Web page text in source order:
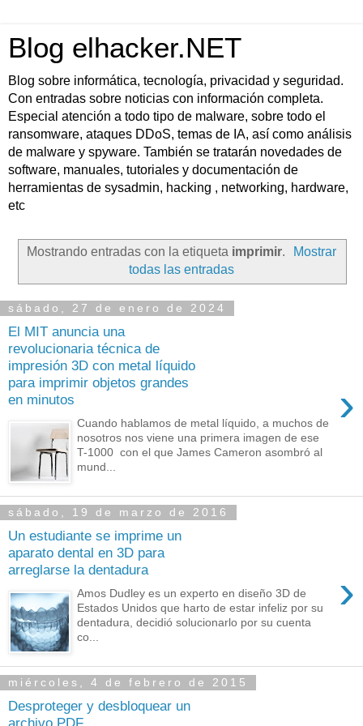
Blog elhacker.NET
Blog sobre informática, tecnología, privacidad y seguridad.
Con entradas sobre noticias con información completa.
Especial atención a todo tipo de malware, sobre todo el
ransomware, ataques DDoS, temas de IA, así como análisis
de malware y spyware. También se tratarán novedades de
software, manuales, tutoriales y documentación de
herramientas de sysadmin, hacking , networking, hardware,
etc
Mostrando entradas con la etiqueta imprimir.
Mostrar
todas las entradas
sábado, 27 de enero de 2024
El MIT anuncia una
revolucionaria técnica de
impresión 3D con metal líquido
para imprimir objetos grandes
en minutos
›
Cuando hablamos de metal líquido, a muchos de
nosotros nos viene una primera imagen de ese
T-1000 con el que James Cameron asombró al
mund...
sábado, 19 de marzo de 2016
Un estudiante se imprime un
aparato dental en 3D para
arreglarse la dentadura
›
Amos Dudley es un experto en diseño 3D de
Estados Unidos que harto de estar infeliz por su
dentadura, decidió solucionarlo por su cuenta
co...
miércoles, 4 de febrero de 2015
Desproteger y desbloquear un